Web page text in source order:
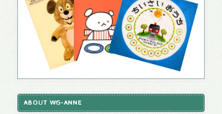
ABOUT WG-ANNE